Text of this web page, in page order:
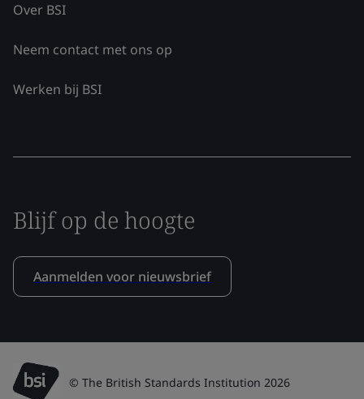
Over BSI
Neem contact met ons op
Werken bij BSI
Blijf op de hoogte
Aanmelden voor nieuwsbrief
© The British Standards Institution 2026